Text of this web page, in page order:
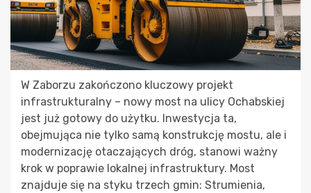
W Zaborzu zakończono kluczowy projekt
infrastrukturalny – nowy most na ulicy Ochabskiej
jest już gotowy do użytku. Inwestycja ta,
obejmująca nie tylko samą konstrukcję mostu, ale i
modernizację otaczających dróg, stanowi ważny
krok w poprawie lokalnej infrastruktury. Most
znajduje się na styku trzech gmin: Strumienia,